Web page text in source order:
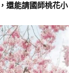
還能請國師桃花小